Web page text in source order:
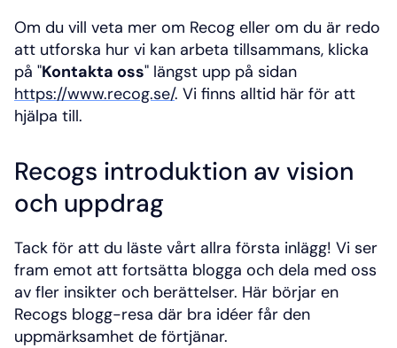
Om du vill veta mer om Recog eller om du är redo
att utforska hur vi kan arbeta tillsammans, klicka
på "Kontakta oss
https://www.recog.se/. Vi finns alltid här för att
hjälpa till.
Recogs introduktion av vision
och uppdrag
Tack för att du läste vårt allra första inlägg! Vi ser
fram emot att fortsätta blogga och dela med oss
av fler insikter och berättelser. Här börjar en
Recogs blogg-resa där bra idéer får den
uppmärksamhet de förtjänar.